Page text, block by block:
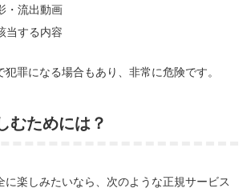
・流出動画
当する内容
罪になる場合もあり、非常に危険です。
むためには？
に楽しみたいなら、次のような正規サービス